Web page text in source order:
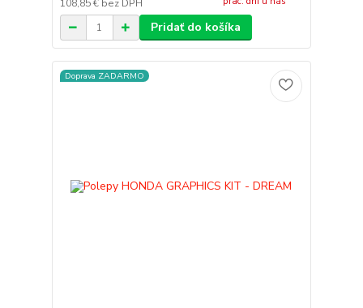
108,85 € bez DPH
Pridať do košíka
Doprava ZADARMO